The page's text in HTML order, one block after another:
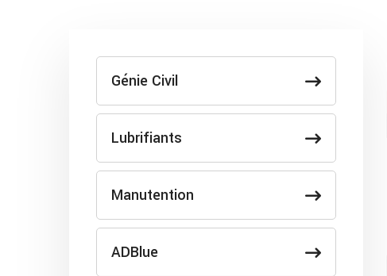
Génie Civil
Lubrifiants
Manutention
ADBlue